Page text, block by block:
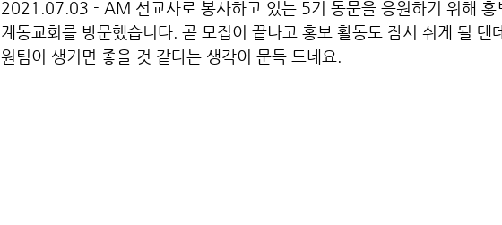
2021.07.03 - AM 선교사로 봉사하고 있는 5기 동문을 응원하기 위해 홍
계동교회를 방문했습니다. 곧 모집이 끝나고 홍보 활동도 잠시 쉬게 될 텐
원팀이 생기면 좋을 것 같다는 생각이 문득 드네요.